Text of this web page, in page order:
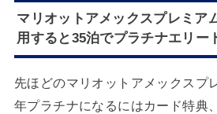
マリオットアメックスプレミア
用すると35泊でプラチナエリー
先ほどのマリオットアメックスプ
年プラチナになるにはカード特典